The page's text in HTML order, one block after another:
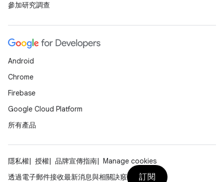
參加研究調查
Android
Chrome
Firebase
Google Cloud Platform
所有產品
隱私權 授權 品牌宣傳指南
Manage cookies
透過電子郵件接收最新消息與相關訣竅
訂閱